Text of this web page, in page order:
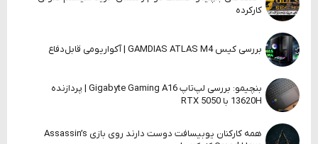
کارکرده
بررسی کیس GAMDIAS ATLAS M4 | آکواریومی قابل‌دفاع
بنچیمو: بررسی لپ‌تاپ Gigabyte Gaming A16 | پردازنده
13620H با RTX 5050
همه کارکنان یوبیسافت دوست دارند روی بازی Assassin’s